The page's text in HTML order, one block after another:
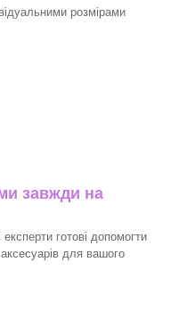
розмірами
ми завжди на
готові допомогти
для вашого